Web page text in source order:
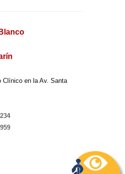
Clínico en la Av. Santa